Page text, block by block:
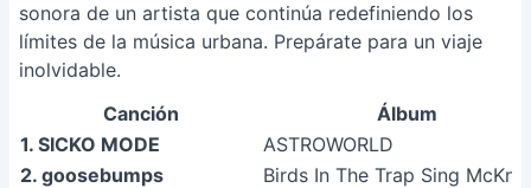
sonora de un artista que continúa redefiniendo los
límites de la música urbana. Prepárate para un viaje
inolvidable.
Canción
Álbum
1. SICKO MODE
ASTROWORLD
2. goosebumps
Birds In The Trap Sing